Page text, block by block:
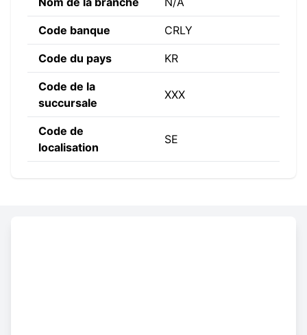
Code banque CRLY
Code du pays KR
Code de la
succursale
XXX
Code de
localisation
SE